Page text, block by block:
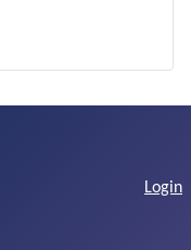
Login